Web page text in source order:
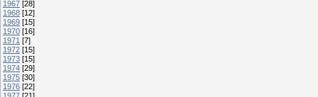
1967 [28]
1968 [12]
1969 [15]
1970 [16]
1971 [7]
1972 [15]
1973 [15]
1974 [29]
1975 [30]
1976 [22]